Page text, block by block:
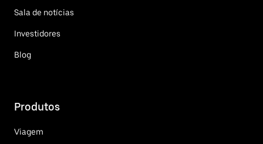
Sala de notícias
Investidores
Blog
Produtos
Viagem